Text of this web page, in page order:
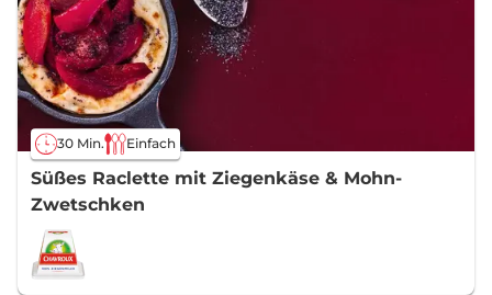
30 Min. Einfach
Süßes Raclette mit Ziegenkäse & Mohn-
Zwetschken